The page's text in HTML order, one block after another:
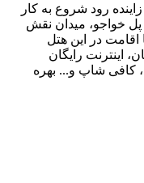
سال 1403 در کناره زاینده رود شروع به کار
پل خواجو، میدان نقش
اقامت در این هتل
اینترنت رایگان
کافی شاپ و... بهره